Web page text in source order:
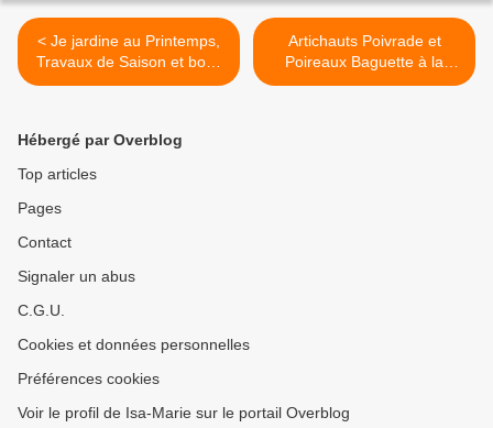
< Je jardine au Printemps,
Travaux de Saison et bons
Gestes
Artichauts Poivrade et
Poireaux Baguette à la
Vapeur, Sauce légère >
Hébergé par Overblog
Top articles
Pages
Contact
Signaler un abus
C.G.U.
Cookies et données personnelles
Préférences cookies
Voir le profil de Isa-Marie sur le portail Overblog